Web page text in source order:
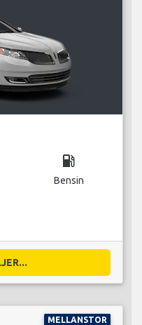
local_gas_station
Bensin
MELLANSTOR